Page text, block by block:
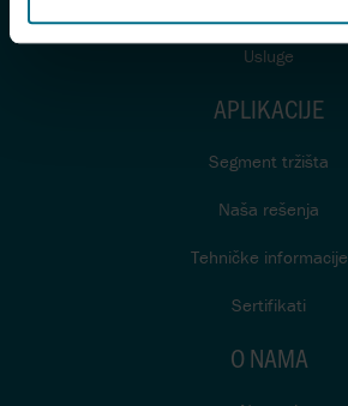
Usluge
APLIKACIJE
Segment tržišta
Naša rešenja
Tehničke informacije
Sertifikati
O NAMA